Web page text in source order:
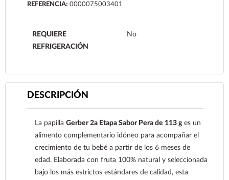
REFERENCIA: 0000075003401
REQUIERE
REFRIGERACIÓN
No
DESCRIPCIÓN
La papillaGerber 2a Etapa Sabor Pera de 113 ges un
alimento complementario idóneo para acompañar el
crecimiento de tu bebé a partir de los 6 meses de
edad. Elaborada con fruta 100% natural y seleccionada
bajo los más estrictos estándares de calidad, esta